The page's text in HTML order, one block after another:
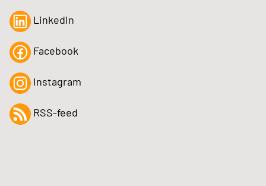
LinkedIn
Facebook
Instagram
RSS-feed